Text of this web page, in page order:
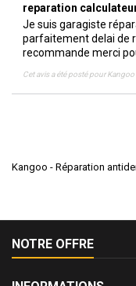
reparation
Je suis garagiste
parfaitement delai de
recommande merci
Cet avis a été posté pourKangoo
Kangoo - Réparation
NOTRE OFFRE